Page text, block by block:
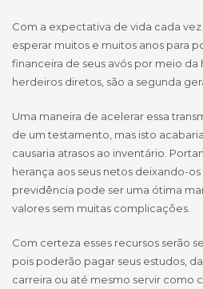
Com a expectativa de vida cada
esperar muitos e muitos anos para
financeira de seus avós por meio da
herdeiros diretos, são a segunda
Uma maneira de acelerar essa
de um testamento, mas isto
causaria atrasos ao inventário.
herança aos seus netos deixando-
previdência pode ser uma ótima
valores sem muitas complicações.
Com certeza esses recursos serão
pois poderão pagar seus estudos,
carreira ou até mesmo servir como